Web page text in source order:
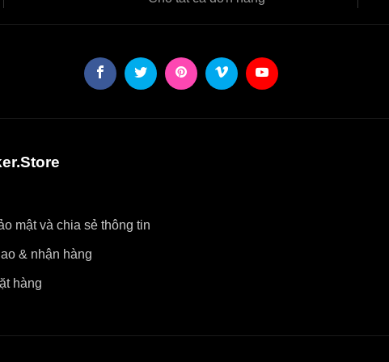
mật và chia sẻ thông tin
& nhận hàng
hàng